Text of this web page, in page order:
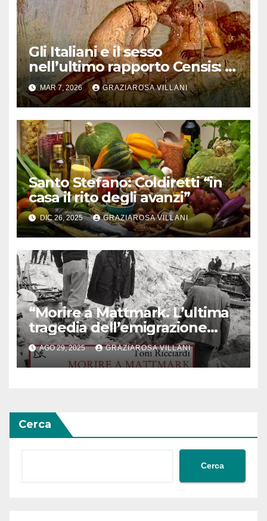
Gli Italiani e il sesso
nell’ultimo rapporto Censis: il
7,7 per cento partecipa a orge
MAR 7, 2026 GRAZIAROSA VILLANI
Santo Stefano: Coldiretti “in
casa il rito degli avanzi”
DIC 26, 2025 GRAZIAROSA VILLANI
“Morire a Mattmark. L’ultima
tragedia dell’emigrazione
italiana”: il libro di Ricciardi
AGO 29, 2025 GRAZIAROSA VILLANI
Cerca
Cerca